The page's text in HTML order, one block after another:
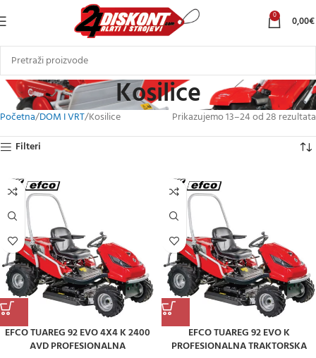
0 0,00€
Kosilice
Početna DOM I VRT Kosilice
Prikazujemo 13–24 od 28 rezultata
Filteri
EFCO TUAREG 92 EVO 4X4 K 2400
AVD PROFESIONALNA
EFCO TUAREG 92 EVO K
PROFESIONALNA TRAKTORSKA